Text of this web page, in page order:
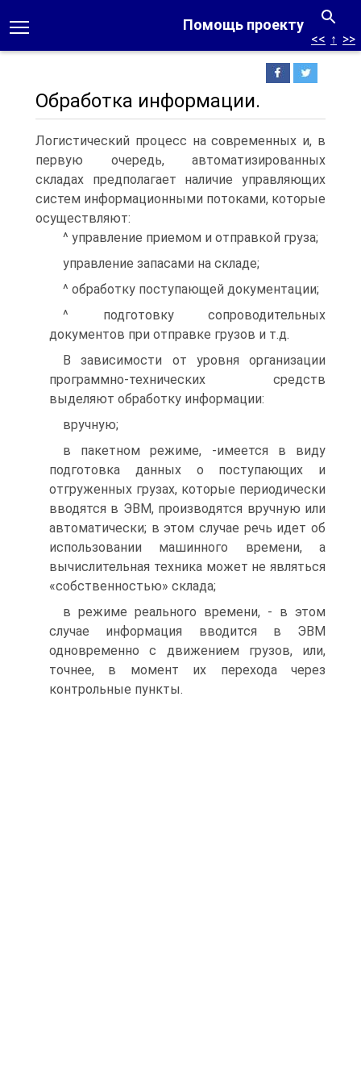
Помощь проекту
<< ↑ >>
Обработка информации.
Логистический процесс на современных и, в
первую очередь, автоматизированных
складах предполагает наличие управляющих
систем информационными потоками, которые
осуществляют:
^ управление приемом и отправкой груза;
управление запасами на складе;
^ обработку поступающей документации;
^ подготовку сопроводительных
документов при отправке грузов и т.д.
В зависимости от уровня организации
программно-технических средств
выделяют обработку информации:
вручную;
в пакетном режиме, -имеется в виду
подготовка данных о поступающих и
отгруженных грузах, которые периодически
вводятся в ЭВМ, производятся вручную или
автоматически; в этом случае речь идет об
использовании машинного времени, а
вычислительная техника может не являться
«собственностью» склада;
в режиме реального времени, - в этом
случае информация вводится в ЭВМ
одновременно с движением грузов, или,
точнее, в момент их перехода через
контрольные пункты.